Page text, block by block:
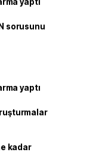
sorusunu
yaptı
kadar